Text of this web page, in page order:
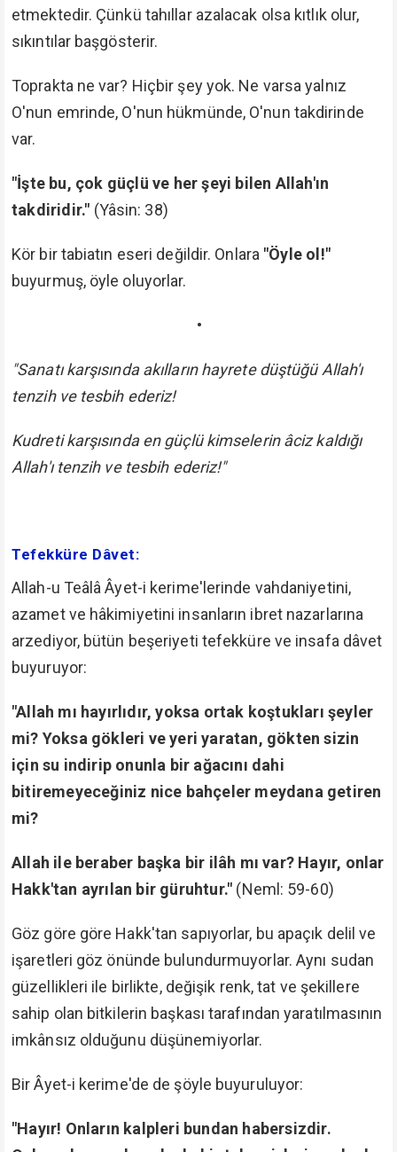
etmektedir. Çünkü tahıllar azalacak olsa kıtlık olur,
sıkıntılar başgösterir.
Toprakta ne var? Hiçbir şey yok. Ne varsa yalnız
O'nun emrinde, O'nun hükmünde, O'nun takdirinde
var.
"İşte bu, çok güçlü ve her şeyi bilen Allah'ın
takdiridir." (Yâsin: 38)
Kör bir tabiatın eseri değildir. Onlara "Öyle ol!"
buyurmuş, öyle oluyorlar.
•
"Sanatı karşısında akılların hayrete düştüğü Allah'ı
tenzih ve tesbih ederiz!
Kudreti karşısında en güçlü kimselerin âciz kaldığı
Allah'ı tenzih ve tesbih ederiz!"
Tefekküre Dâvet:
Allah-u Teâlâ Âyet-i kerime'lerinde vahdaniyetini,
azamet ve hâkimiyetini insanların ibret nazarlarına
arzediyor, bütün beşeriyeti tefekküre ve insafa dâvet
buyuruyor:
"Allah mı hayırlıdır, yoksa ortak koştukları şeyler
mi? Yoksa gökleri ve yeri yaratan, gökten sizin
için su indirip onunla bir ağacını dahi
bitiremeyeceğiniz nice bahçeler meydana getiren
mi?
Allah ile beraber başka bir ilâh mı var? Hayır, onlar
Hakk'tan ayrılan bir güruhtur." (Neml: 59-60)
Göz göre göre Hakk'tan sapıyorlar, bu apaçık delil ve
işaretleri göz önünde bulundurmuyorlar. Aynı sudan
güzellikleri ile birlikte, değişik renk, tat ve şekillere
sahip olan bitkilerin başkası tarafından yaratılmasının
imkânsız olduğunu düşünemiyorlar.
Bir Âyet-i kerime'de de şöyle buyuruluyor:
"Hayır! Onların kalpleri bundan habersizdir.